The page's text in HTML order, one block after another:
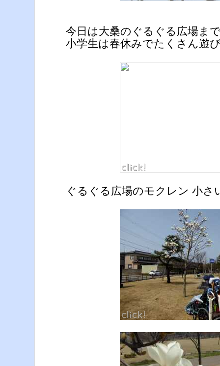
今日は大桑のぐるぐる広場ま
小学生は春休みでたくさん遊
ぐるぐる広場のモクレン 小さ